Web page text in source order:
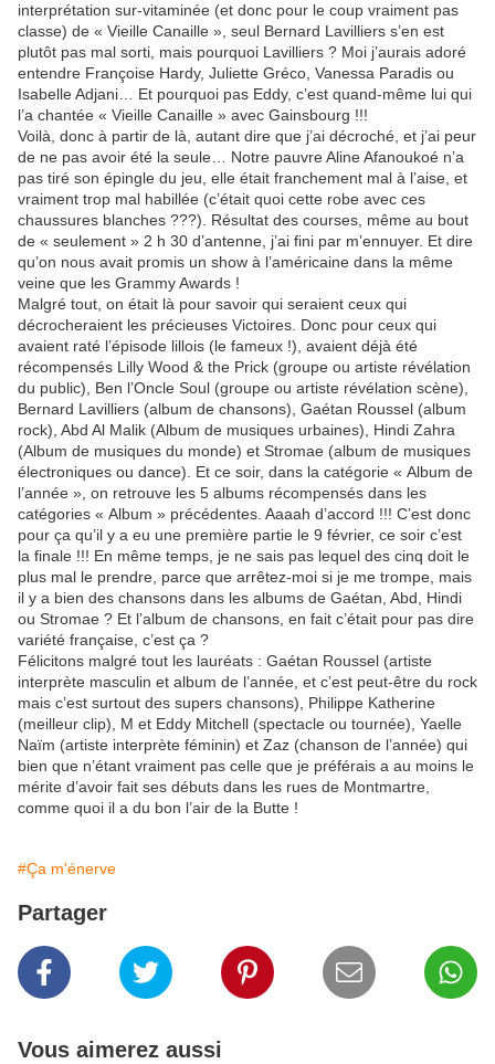
interprétation sur-vitaminée (et donc pour le coup vraiment pas
classe) de « Vieille Canaille », seul Bernard Lavilliers s’en est
plutôt pas mal sorti, mais pourquoi Lavilliers ? Moi j’aurais adoré
entendre Françoise Hardy, Juliette Gréco, Vanessa Paradis ou
Isabelle Adjani… Et pourquoi pas Eddy, c’est quand-même lui qui
l’a chantée « Vieille Canaille » avec Gainsbourg !!!
Voilà, donc à partir de là, autant dire que j’ai décroché, et j’ai peur
de ne pas avoir été la seule… Notre pauvre Aline Afanoukoé n’a
pas tiré son épingle du jeu, elle était franchement mal à l’aise, et
vraiment trop mal habillée (c’était quoi cette robe avec ces
chaussures blanches ???). Résultat des courses, même au bout
de « seulement » 2 h 30 d’antenne, j’ai fini par m’ennuyer. Et dire
qu’on nous avait promis un show à l’américaine dans la même
veine que les Grammy Awards !
Malgré tout, on était là pour savoir qui seraient ceux qui
décrocheraient les précieuses Victoires. Donc pour ceux qui
avaient raté l’épisode lillois (le fameux !), avaient déjà été
récompensés Lilly Wood & the Prick (groupe ou artiste révélation
du public), Ben l’Oncle Soul (groupe ou artiste révélation scène),
Bernard Lavilliers (album de chansons), Gaétan Roussel (album
rock), Abd Al Malik (Album de musiques urbaines), Hindi Zahra
(Album de musiques du monde) et Stromae (album de musiques
électroniques ou dance). Et ce soir, dans la catégorie « Album de
l’année », on retrouve les 5 albums récompensés dans les
catégories « Album » précédentes. Aaaah d’accord !!! C’est donc
pour ça qu’il y a eu une première partie le 9 février, ce soir c’est
la finale !!! En même temps, je ne sais pas lequel des cinq doit le
plus mal le prendre, parce que arrêtez-moi si je me trompe, mais
il y a bien des chansons dans les albums de Gaétan, Abd, Hindi
ou Stromae ? Et l’album de chansons, en fait c’était pour pas dire
variété française, c’est ça ?
Félicitons malgré tout les lauréats : Gaétan Roussel (artiste
interprète masculin et album de l’année, et c’est peut-être du rock
mais c’est surtout des supers chansons), Philippe Katherine
(meilleur clip), M et Eddy Mitchell (spectacle ou tournée), Yaelle
Naïm (artiste interprète féminin) et Zaz (chanson de l’année) qui
bien que n’étant vraiment pas celle que je préférais a au moins le
mérite d’avoir fait ses débuts dans les rues de Montmartre,
comme quoi il a du bon l’air de la Butte !
#Ça m'énerve
Partager
Vous aimerez aussi